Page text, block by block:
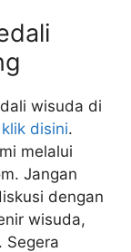
wisuda di
klik disini.
melalui
Jangan
dengan
wisuda,
Segera